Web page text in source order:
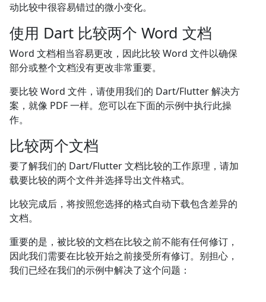
动比较中很容易错过的微小变化。
使用 Dart 比较两个 Word 文档
Word 文档相当容易更改，因此比较 Word 文件以确保
部分或整个文档没有更改非常重要。
要比较 Word 文件，请使用我们的 Dart/Flutter 解决方
案，就像 PDF 一样。您可以在下面的示例中执行此操
作。
比较两个文档
要了解我们的 Dart/Flutter 文档比较的工作原理，请加
载要比较的两个文件并选择导出文件格式。
比较完成后，将按照您选择的格式自动下载包含差异的
文档。
重要的是，被比较的文档在比较之前不能有任何修订，
因此我们需要在比较开始之前接受所有修订。别担心，
我们已经在我们的示例中解决了这个问题：